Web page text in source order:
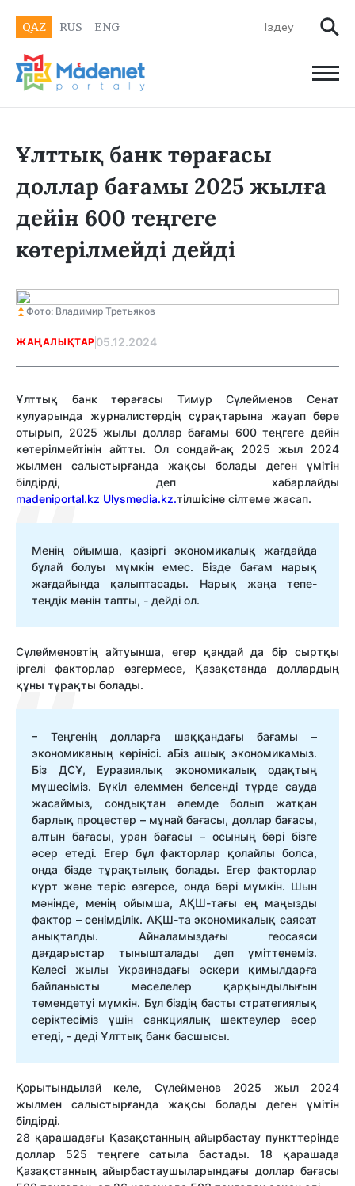
QAZ RUS ENG
Ұлттық банк төрағасы
доллар бағамы 2025 жылға
дейін 600 теңгеге
көтерілмейді дейді
Фото: Владимир Третьяков
ЖАҢАЛЫҚТАР 05.12.2024
Ұлттық банк төрағасы Тимур Сүлейменов Сенат
кулуарында журналистердің сұрақтарына жауап бере
отырып, 2025 жылы доллар бағамы 600 теңгеге дейін
көтерілмейтінін айтты. Ол сондай-ақ 2025 жыл 2024
жылмен салыстырғанда жақсы болады деген үмітін
білдірді, деп хабарлайды
madeniportal.kz Ulysmedia.kz.тілшісіне сілтеме жасап.
Менің ойымша, қазіргі экономикалық жағдайда
бұлай болуы мүмкін емес. Бізде бағам нарық
жағдайында қалыптасады. Нарық жаңа тепе-
теңдік мәнін тапты, - дейді ол.
Сүлейменовтің айтуынша, егер қандай да бір сыртқы
іргелі факторлар өзгермесе, Қазақстанда доллардың
құны тұрақты болады.
– Теңгенің долларға шаққандағы бағамы –
экономиканың көрінісі. аБіз ашық экономикамыз.
Біз ДСҰ, Еуразиялық экономикалық одақтың
мүшесіміз. Бүкіл әлеммен белсенді түрде сауда
жасаймыз, сондықтан әлемде болып жатқан
барлық процестер – мұнай бағасы, доллар бағасы,
алтын бағасы, уран бағасы – осының бәрі бізге
әсер етеді. Егер бұл факторлар қолайлы болса,
онда бізде тұрақтылық болады. Егер факторлар
күрт және теріс өзгерсе, онда бәрі мүмкін. Шын
мәнінде, менің ойымша, АҚШ-тағы ең маңызды
фактор – сенімділік. АҚШ-та экономикалық саясат
анықталды. Айналамыздағы геосаяси
дағдарыстар тынышталады деп үміттенеміз.
Келесі жылы Украинадағы әскери қимылдарға
байланысты мәселелер қарқындылығын
төмендетуі мүмкін. Бұл біздің басты стратегиялық
серіктесіміз үшін санкциялық шектеулер әсер
етеді, - деді Ұлттық банк басшысы.
Қорытындылай келе, Сүлейменов 2025 жыл 2024
жылмен салыстырғанда жақсы болады деген үмітін
білдірді.
28 қарашадағы Қазақстанның айырбастау пункттерінде
доллар 525 теңгеге сатыла бастады. 18 қарашада
Қазақстанның айырбастаушыларындағы доллар бағасы